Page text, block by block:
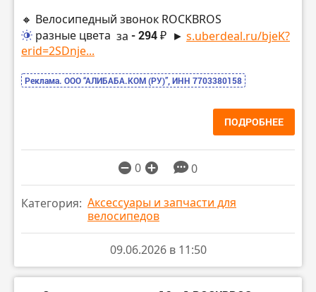
🔸 Велосипедный звонок ROCKBROS
разные цвета за - 294 ₽ ► s.uberdeal.ru/bjeK?
erid=2SDnje...
Реклама. ООО “АЛИБАБА.КОМ (РУ)”, ИНН 7703380158
ПОДРОБНЕЕ
0 0
Категория: Аксессуары и запчасти для
велосипедов
09.06.2026 в 11:50